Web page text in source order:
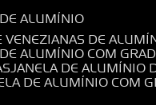
ALUMÍNIO
VENEZIANAS DE
DE ALUMÍNIO COM
JANELA DE ALUMÍNIO
DE ALUMÍNIO COM